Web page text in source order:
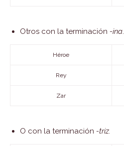
Otros con la terminación -ina.
Héroe
Rey
Zar
O con la terminación -triz.